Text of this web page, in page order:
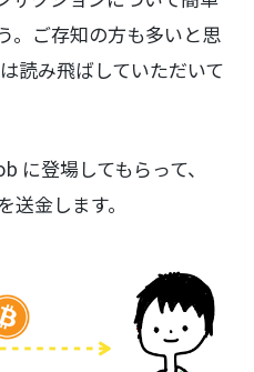
。ご存知の方も多いと思
読み飛ばしていただいて
に登場してもらって、
金します。